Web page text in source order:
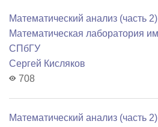
Математический анализ (часть
Математичеcкая лаборатория
СПбГУ
Сергей Кисляков
708
Математический анализ (часть